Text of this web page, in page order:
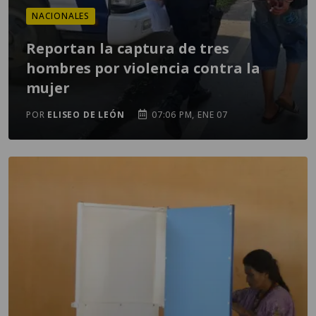
NACIONALES
Reportan la captura de tres
hombres por violencia contra la
mujer
POR ELISEO DE LEÓN 07:06 PM, ENE 07